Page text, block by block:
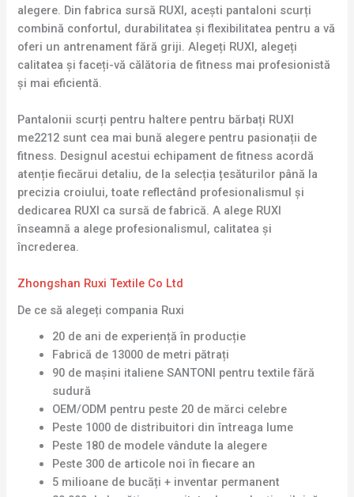
alegere. Din fabrica sursă RUXI, acești pantaloni scurți
combină confortul, durabilitatea și flexibilitatea pentru a vă
oferi un antrenament fără griji. Alegeți RUXI, alegeți
calitatea și faceți-vă călătoria de fitness mai profesionistă
și mai eficientă.
Pantalonii scurți pentru haltere pentru bărbați RUXI
me2212 sunt cea mai bună alegere pentru pasionații de
fitness. Designul acestui echipament de fitness acordă
atenție fiecărui detaliu, de la selecția țesăturilor până la
precizia croiului, toate reflectând profesionalismul și
dedicarea RUXI ca sursă de fabrică. A alege RUXI
înseamnă a alege profesionalismul, calitatea și
încrederea.
Zhongshan Ruxi Textile Co Ltd
De ce să alegeți compania Ruxi
20 de ani de experiență în producție
Fabrică de 13000 de metri pătrați
90 de mașini italiene SANTONI pentru textile fără
sudură
OEM/ODM pentru peste 20 de mărci celebre
Peste 1000 de distribuitori din întreaga lume
Peste 180 de modele vândute la alegere
Peste 300 de articole noi în fiecare an
5 milioane de bucăți + inventar permanent